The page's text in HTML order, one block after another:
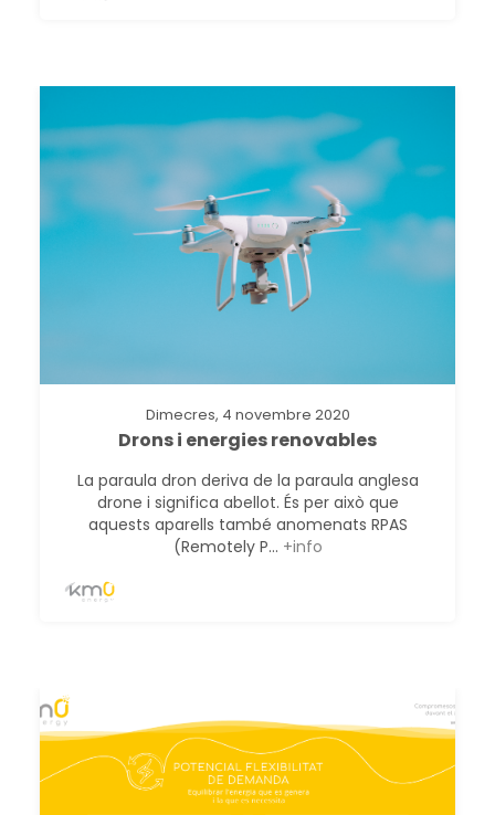
Dimecres, 4 novembre 2020
Drons i energies renovables
La paraula dron deriva de la paraula anglesa
drone i significa abellot. És per això que
aquests aparells també anomenats RPAS
(Remotely P... +info